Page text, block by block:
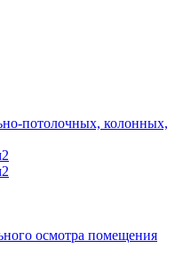
потолочных, колонных,
осмотра помещения